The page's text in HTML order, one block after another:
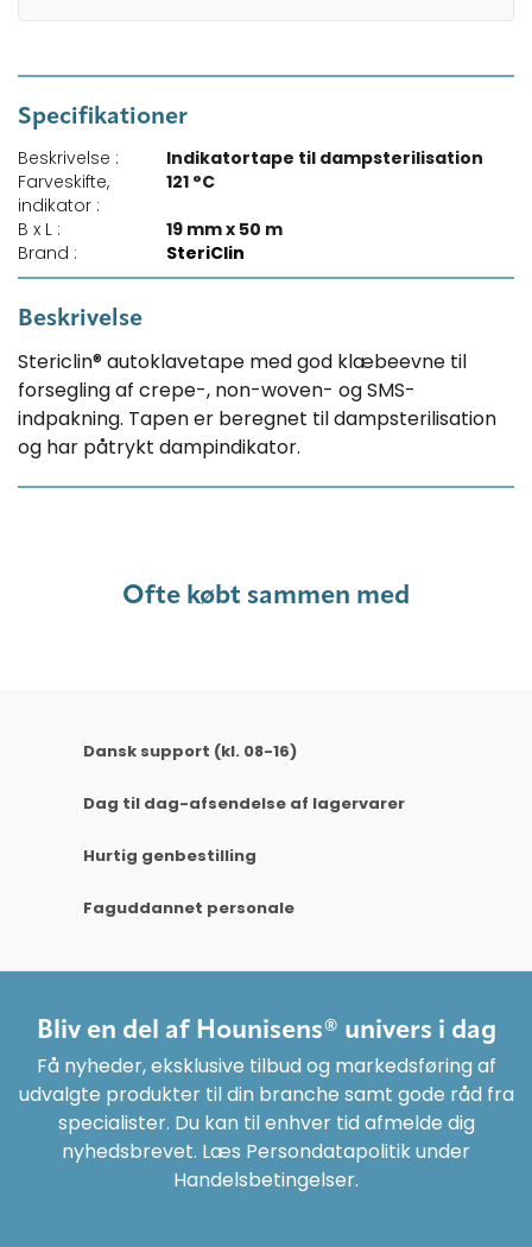
Specifikationer
Beskrivelse :
Indikatortape til dampsterilisation
Farveskifte,
indikator :
121 °C
B x L :
19 mm x 50 m
Brand :
SteriClin
Beskrivelse
Stericlin® autoklavetape med god klæbeevne til
forsegling af crepe-, non-woven- og SMS-
indpakning. Tapen er beregnet til dampsterilisation
og har påtrykt dampindikator.
Ofte købt sammen med
Dansk support (kl. 08-16)
Dag til dag-afsendelse af lagervarer
Hurtig genbestilling
Faguddannet personale
Bliv en del af Hounisens® univers i dag
Få nyheder, eksklusive tilbud og markedsføring af
udvalgte produkter til din branche samt gode råd fra
specialister. Du kan til enhver tid afmelde dig
nyhedsbrevet. Læs Persondatapolitik under
Handelsbetingelser.